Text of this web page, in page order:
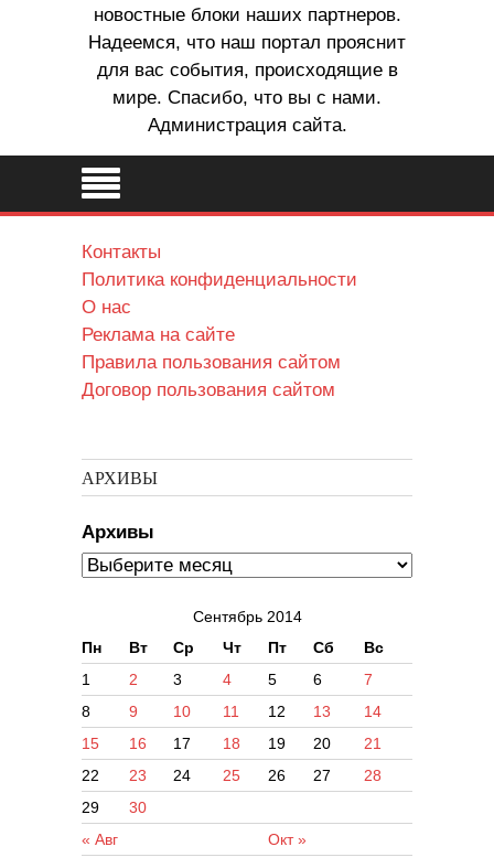
новостные блоки наших партнеров.
Надеемся, что наш портал прояснит
для вас события, происходящие в
мире. Спасибо, что вы с нами.
Администрация сайта.
Контакты
Политика конфиденциальности
О нас
Реклама на сайте
Правила пользования сайтом
Договор пользования сайтом
АРХИВЫ
Архивы
Сентябрь 2014
Пн
Вт Ср Чт Пт Сб Вс
« Авг Окт »
1 2 3 4 5 6
7
8
9 10 11 12 13
14
15
16 17 18 19 20
21
22
23 24 25 26 27
28
29
30